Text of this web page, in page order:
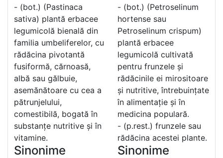
- (bot.) (Pastinaca
sativa) plantă erbacee
legumicolă bienală din
familia umbeliferelor, cu
rădăcina pivotantă
fusiformă, cărnoasă,
albă sau gălbuie,
asemănătoare cu cea a
pătrunjelului,
comestibilă, bogată în
substanțe nutritive și în
vitamine.
Sinonime
- (bot.) (Petroselinum
hortense sau
Petroselinum crispum)
plantă erbacee
legumicolă cultivată
pentru frunzele și
rădăcinile ei mirositoare
și nutritive, întrebuințate
în alimentație și în
medicina populară.
- (p.rest.) frunzele sau
rădăcina acestei plante.
Sinonime